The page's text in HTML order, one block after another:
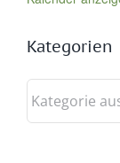
Kategorien
Kategorien